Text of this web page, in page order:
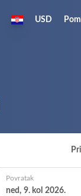
USD
Povratak
ned, 9. kol 2026.